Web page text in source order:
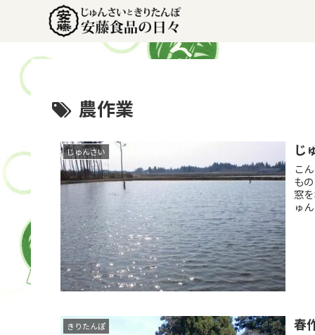
農作業
じゅんさい じ
こ
も
窓
ゅ
きりたんぽ 春